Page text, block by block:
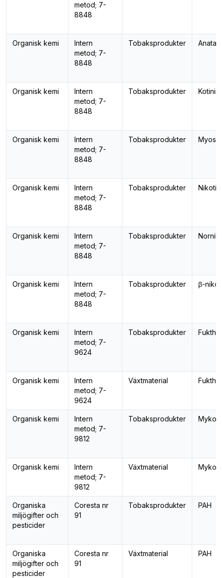
metod; 7-
8848
Organisk kemi
Intern
metod; 7-
8848
Tobaksprodukter
Organisk kemi
Intern
metod; 7-
8848
Tobaksprodukter Kotinin
Organisk kemi
Intern
metod; 7-
8848
Tobaksprodukter
Organisk kemi
Intern
metod; 7-
8848
Tobaksprodukter
Organisk kemi
Intern
metod; 7-
8848
Tobaksprodukter
Organisk kemi
Intern
metod; 7-
8848
Tobaksprodukter β-
Organisk kemi
Intern
metod; 7-
9624
Tobaksprodukter
Organisk kemi
Intern
metod; 7-
9624
Växtmaterial
Organisk kemi
Intern
metod; 7-
9812
Tobaksprodukter
Organisk kemi
Intern
metod; 7-
9812
Växtmaterial
Organiska
miljögifter och
pesticider
Coresta nr
91
Tobaksprodukter PAH
Organiska
miljögifter och
pesticider
Coresta nr
91
Växtmaterial PAH